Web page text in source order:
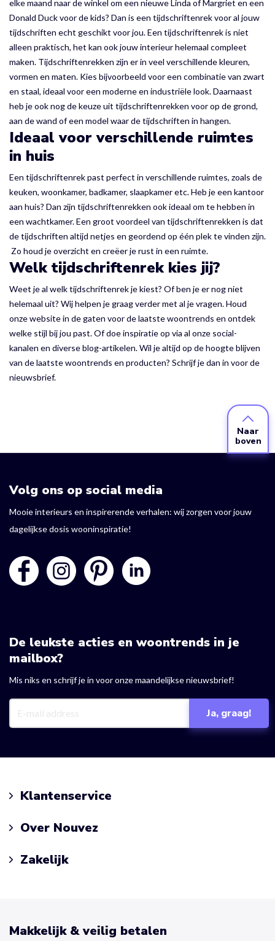
elke maand naar de winkel om een nieuwe Linda of Margriet en een
Donald Duck voor de kids? Dan is een tijdschriftenrek voor al jouw
tijdschriften echt geschikt voor jou. Een tijdschriftenrek is niet
alleen praktisch, het kan ook jouw interieur helemaal compleet
maken. Tijdschriftenrekken zijn er in veel verschillende kleuren,
vormen en maten. Kies bijvoorbeeld voor een combinatie van zwart
en staal, ideaal voor een moderne en industriële look. Daarnaast
heb je ook nog de keuze uit tijdschriftenrekken voor op de grond,
aan de wand of een model waar de tijdschriften in hangen.
Ideaal voor verschillende ruimtes
in huis
Een tijdschriftenrek past perfect in verschillende ruimtes, zoals de
keuken, woonkamer, badkamer, slaapkamer etc. Heb je een kantoor
aan huis? Dan zijn tijdschriftenrekken ook ideaal om te hebben in
een wachtkamer. Een groot voordeel van tijdschriftenrekken is dat
de tijdschriften altijd netjes en geordend op één plek te vinden zijn.
Zo houd je overzicht en creëer je rust in een ruimte.
Welk tijdschriftenrek kies jij?
Weet je al welk tijdschriftenrek je kiest? Of ben je er nog niet
helemaal uit? Wij helpen je graag verder met al je vragen. Houd
onze website in de gaten voor de laatste woontrends en ontdek
welke stijl bij jou past. Of doe inspiratie op via al onze social-
kanalen en diverse blog-artikelen. Wil je altijd op de hoogte blijven
van de laatste woontrends en producten? Schrijf je dan in voor de
nieuwsbrief.
Naar
boven
Volg ons op social media
Mooie interieurs en inspirerende verhalen: wij zorgen voor jouw
dagelijkse dosis wooninspiratie!
De leukste acties en woontrends in je
mailbox?
Mis niks en schrijf je in voor onze maandelijkse nieuwsbrief!
Klantenservice
Over Nouvez
Zakelijk
Makkelijk & veilig betalen